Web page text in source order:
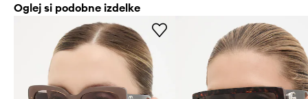
Oglej si podobne izdelke